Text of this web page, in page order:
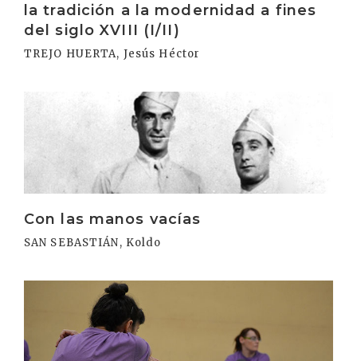
la tradición a la modernidad a fines
del siglo XVIII (I/II)
TREJO HUERTA, Jesús Héctor
Con las manos vacías
SAN SEBASTIÁN, Koldo